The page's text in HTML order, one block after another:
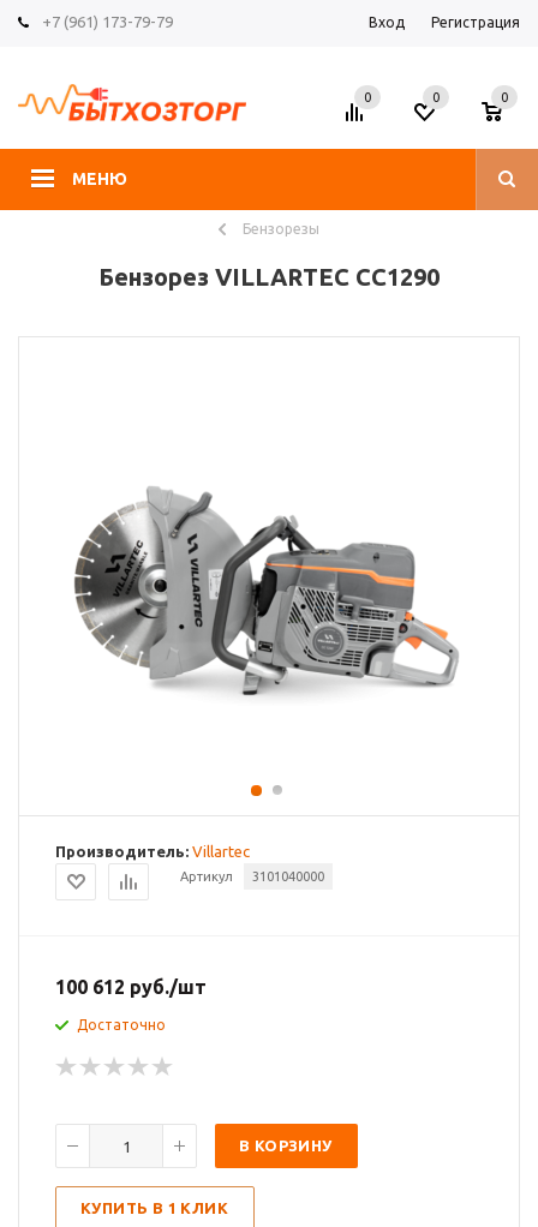
+7 (961) 173-79-79 Вход Регистрация
МЕНЮ
0 0 0
Бензорезы
Бензорез VILLARTEC СС1290
Производитель: Villartec
Артикул 3101040000
100 612 руб./шт
Достаточно
В КОРЗИНУ
КУПИТЬ В 1 КЛИК